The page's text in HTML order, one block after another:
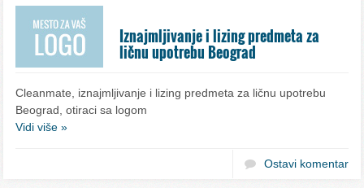
Iznajmljivanje i lizing predmeta za
ličnu upotrebu Beograd
Cleanmate, iznajmljivanje i lizing predmeta za ličnu upotrebu
Beograd, otiraci sa logom
Vidi više »
Ostavi komentar